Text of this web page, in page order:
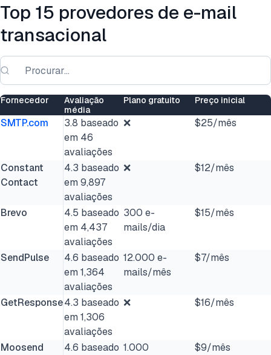
Top 15 provedores de e-mail
transacional
Fornecedor
Avaliação
média
Plano gratuito Preço inicial
SMTP.com
3.8 baseado
em 46
avaliações
❌ $25/mês
Constant
Contact
4.3 baseado
em 9,897
avaliações
❌ $12/mês
Brevo
4.5 baseado
em 4,437
avaliações
300 e-
mails/dia
$15/mês
SendPulse
4.6 baseado
em 1,364
avaliações
12.000 e-
mails/mês
$7/mês
GetResponse4.3 baseado
em 1,306
avaliações
❌ $16/mês
Moosend
4.6 baseado 1.000
$9/mês